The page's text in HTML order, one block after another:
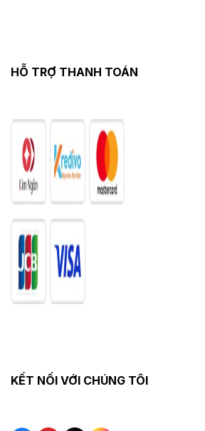
HỖ TRỢ THANH TOÁN
KẾT NỐI VỚI CHÚNG TÔI